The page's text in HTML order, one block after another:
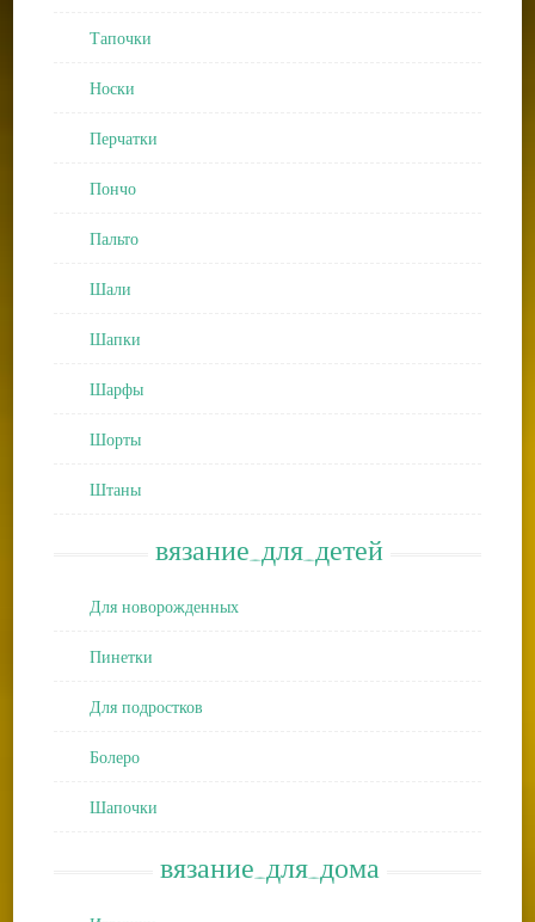
Тапочки
Носки
Перчатки
Пончо
Пальто
Шали
Шапки
Шарфы
Шорты
Штаны
вязание_для_детей
Для новорожденных
Пинетки
Для подростков
Болеро
Шапочки
вязание_для_дома